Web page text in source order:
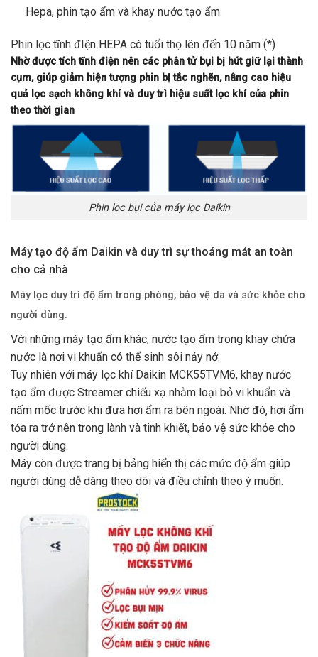
Hepa, phin tạo ẩm và khay nước tạo ẩm.
Phin lọc tĩnh đIện HEPA có tuổi thọ lên đến 10 năm (*)
Nhờ được tích tĩnh điện nên các phân tử bụi bị hút giữ lại thành
cụm, giúp giảm hiện tượng phin bị tắc nghẽn, nâng cao hiệu
quả lọc sạch không khí và duy trì hiệu suất lọc khí của phin
theo thời gian
Phin lọc bụi của máy lọc Daikin
Máy tạo độ ẩm Daikin và duy trì sự thoáng mát an toàn
cho cả nhà
Máy lọc duy trì độ ẩm trong phòng, bảo vệ da và sức khỏe cho
người dùng.
Với những máy tạo ẩm khác, nước tạo ẩm trong khay chứa
nước là nơi vi khuẩn có thể sinh sôi nảy nở.
Tuy nhiên với máy lọc khí Daikin MCK55TVM6, khay nước
tạo ẩm được Streamer chiếu xạ nhằm loại bỏ vi khuẩn và
nấm mốc trước khi đưa hơi ẩm ra bên ngoài. Nhờ đó, hơi ẩm
tỏa ra trở nên trong lành và tinh khiết, bảo vệ sức khỏe cho
người dùng.
Máy còn được trang bị bảng hiển thị các mức độ ẩm giúp
người dùng dễ dàng theo dõi và điều chỉnh theo ý muốn.